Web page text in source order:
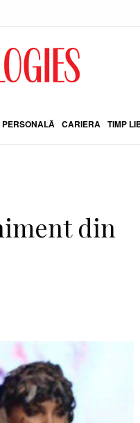
PERSONALĂ CARIERA TIMP
din